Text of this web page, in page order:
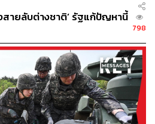
งไม่เปิดเผยแน่ชัด
เจ้าหน้าที่ของมหาวิทยาลัย
แห่งเปียงยาง (PUST) ถูกจับกุม
โดยทางการตั้งข้อสงสัยว่าเขามี
เกาหลีเหนือ KCNA สื่อของ
งการกำลังทำการสืบสวนเขาใน
เปิดเผยรายละเอียด
นักเรียนส่วนใหญ่เป็นกลุ่ม
สายลับต่างชาติ’ รัฐแก้ปัญหานี้
798